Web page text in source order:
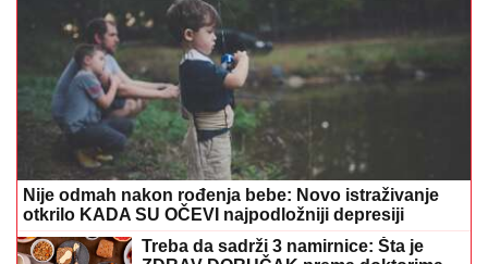
Treba da sadrži 3 namirnice: Šta je
ZDRAV DORUČAK prema doktorima
sa Harvarda
Pospite samo ovaj otpad iz kuhinje po
zemlji: Nema više CRNIH MRLJA NA
PARADAJZU, ne truli uopšte